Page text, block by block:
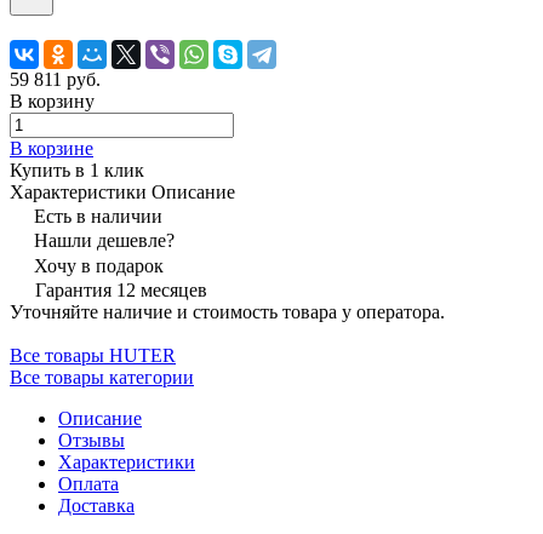
59 811 руб.
В корзину
В корзине
Купить в 1 клик
Характеристики Описание
Есть в наличии
Нашли дешевле?
Хочу в подарок
Гарантия 12 месяцев
Уточняйте наличие и стоимость товара у оператора.
Все товары HUTER
Все товары категории
Описание
Отзывы
Характеристики
Оплата
Доставка